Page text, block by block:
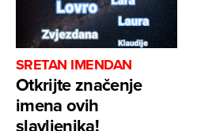
SRETAN IMENDAN
Otkrijte značenje
imena ovih
slavljenika!